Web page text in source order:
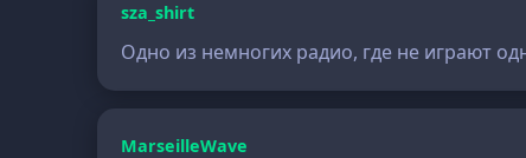
sza_shirt
Одно из немногих радио, где не играют
MarseilleWave